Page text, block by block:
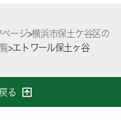
ージ>横浜市保土ケ谷区の
>エトワール保土ヶ谷
る